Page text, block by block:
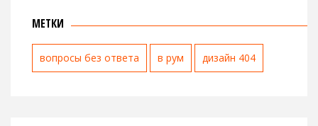
МЕТКИ
вопросы без ответа в рум дизайн 404